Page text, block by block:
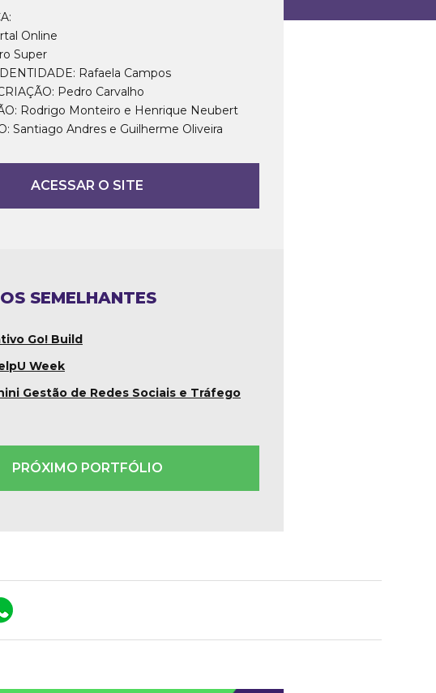
Online
Super
Rafaela Campos
Pedro Carvalho
Rodrigo Monteiro e Henrique Neubert
Santiago Andres e Guilherme Oliveira
ACESSAR O SITE
SEMELHANTES
Go! Build
Week
Gestão de Redes Sociais e Tráfego
PRÓXIMO PORTFÓLIO